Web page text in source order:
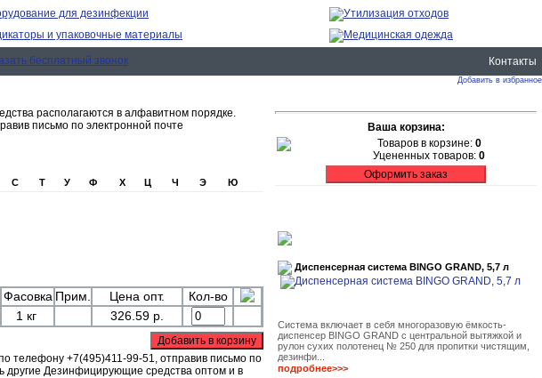
Контакты
Добавить в избранное
располагаются в алфавитном порядке.
письмо по электронной почте
С Т У Ф Х Ц Ч Э Ю
Фасовка Прим. Цена опт.
Кол-во
1 кг 326.59 р.
телефону +7(495)411-99-51, отправив письмо по
другие Дезинфицирующие средства оптом и в
Ваша корзина:
Товаров в корзине: 0
Уцененных товаров: 0
Диспенсерная система BINGO GRAND, 5,7 л
Система включает в себя многоразовую ёмкость-
диспенсер BINGO GRAND с центральной вытяжкой и
рулон сухих полотенец № 250 для пропитки чистящим,
дезинфи...
подробнее>>>